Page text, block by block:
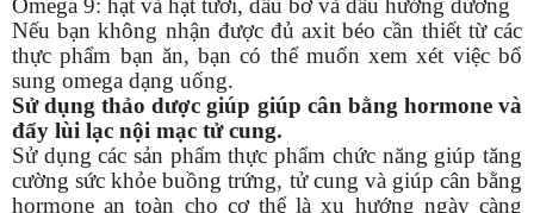
Omega 9: hạt và hạt tươi, dầu bơ và dầu hướng dương
Nếu bạn không nhận được đủ axit béo cần thiết từ các
thực phẩm bạn ăn, bạn có thể muốn xem xét việc bổ
sung omega dạng uống.
Sử dụng thảo dược giúp giúp cân bằng hormone và
đẩy lùi lạc nội mạc tử cung.
Sử dụng các sản phẩm thực phẩm chức năng giúp tăng
cường sức khỏe buồng trứng, tử cung và giúp cân bằng
hormone an toàn cho cơ thể là xu hướng ngày càng